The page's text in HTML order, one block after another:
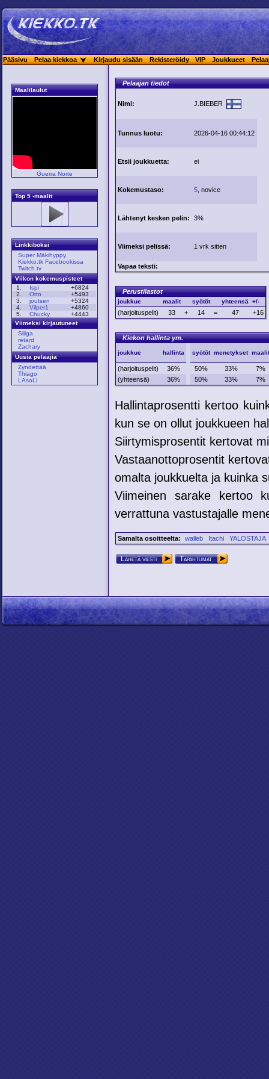
Pääsivu Pelaa kiekkoa Kirjaudu sisään Rekisteröidy VIP Joukkueet
Maalilaulut
Guerra Norte
Top 5 -maalit
Linkkiboksi
Super Mäkihyppy
Kiekko.tk Facebookissa
Twitch.tv
Viikon kokemuspisteet
1.
Ispi
+6824
2.
Otto
+5493
3.
joutsen
+5324
4.
Vilper1
+4860
5.
Chucky
+4443
Viimeksi kirjautuneet
Sliiga
retard
Zachary
Uusia pelaajia
Zyndettää
Thiago
LAsoLi
Pelaajan tiedot
Nimi: J.BIEBER
Tunnus luotu: 2026-04-16 00:44:12
Etsii joukkuetta: ei
Kokemustaso: 5 , novice
Lähtenyt kesken pelin: 3%
Viimeksi pelissä: 1 vrk sitten
Vapaa teksti:
Perustilastot
joukkue maalit syötöt yhteensä +/-
(harjoituspelit) 33 + 14 = 47 +16
Kiekon hallinta ym.
joukkue hallinta syötöt menetykset maalit
(harjoituspelit) 36% 50% 33%
7%
(yhteensä)
36% 50% 33% 7%
Hallintaprosentti kertoo
kun se on ollut joukkueen
Siirtymisprosentit kertovat
Vastaanottoprosentit
omalta joukkuelta ja kuinka
Viimeinen sarake kertoo
verrattuna vastustajalle
Samalta osoitteelta: walleb Itachi YALOSTAJA
Lähetä viesti Tapahtumat